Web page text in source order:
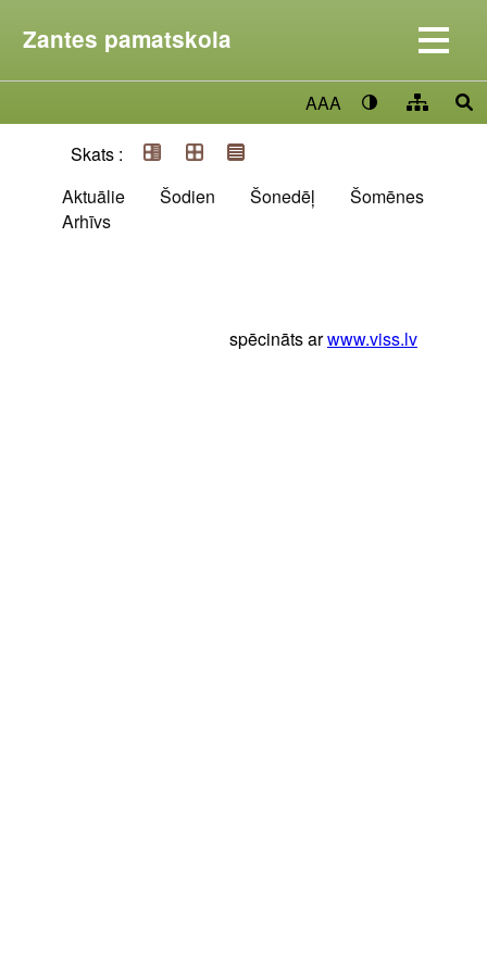
Zantes pamatskola
AAA
Skats :
Aktuālie
Šodien Šonedēļ
Šomēnes
Arhīvs
spēcināts arwww.viss.lv